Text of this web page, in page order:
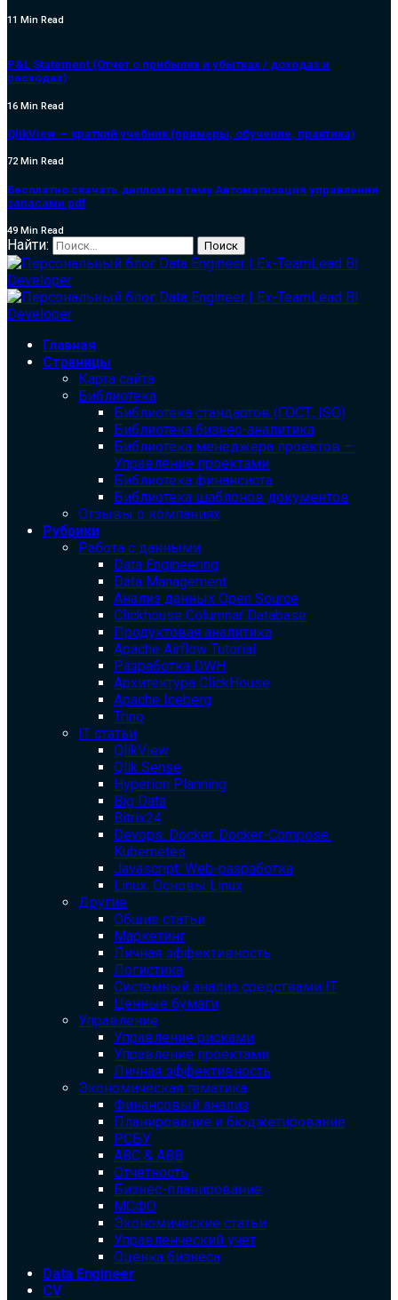
11 Min Read
P&L Statement (Отчет о прибылях и убытках / доходах и
расходах)
16 Min Read
QlikView — краткий учебник (примеры, обучение, практика)
72 Min Read
Бесплатно скачать диплом на тему Автоматизация управления
запасами pdf
49 Min Read
Найти:
Главная
Страницы
Карта сайта
Библиотека
Библиотека cтандартов (ГОСТ, ISO)
Библиотека бизнес-аналитика
Библиотека менеджера проектов —
Управление проектами
Библиотека финансиста
Библиотека шаблонов документов
Отзывы о компаниях
Рубрики
Работа с данными
Data Engineering
Data Management
Анализ данных Open Source
Clickhouse Columnar Database
Продуктовая аналитика
Apache Airflow Tutorial
Разработка DWH
Архитектура ClickHouse
Apache Iceberg
Trino
IT статьи
QlikView
Qlik Sense
Hyperion Planning
Big Data
Bitrix24
Devops. Docker. Docker-Compose.
Kubernetes
Javascript. Web-разработка
Linux. Основы Linux
Другие
Общие статьи
Маркетинг
Личная эффективность
Логистика
Системный анализ средствами IT
Ценные бумаги
Управление
Управление рисками
Управление проектами
Личная эффективность
Экономическая тематика
Финансовый анализ
Планирование и бюджетирование
РСБУ
ABC & ABB
Отчетность
Бизнес-планирование
МСФО
Экономические статьи
Управленческий учет
Оценка бизнеса
Data Engineer
CV